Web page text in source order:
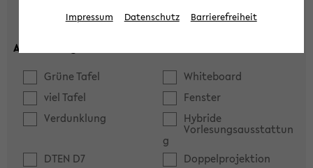
Ausstattung:
Grüne Tafel
Whiteboard
viel Tafel
Fenster
Verdunklung
Hybride
Vorlesungsausstattun
g
DTEN D7
Doppelprojektion
Impressum Datenschutz Barrierefreiheit